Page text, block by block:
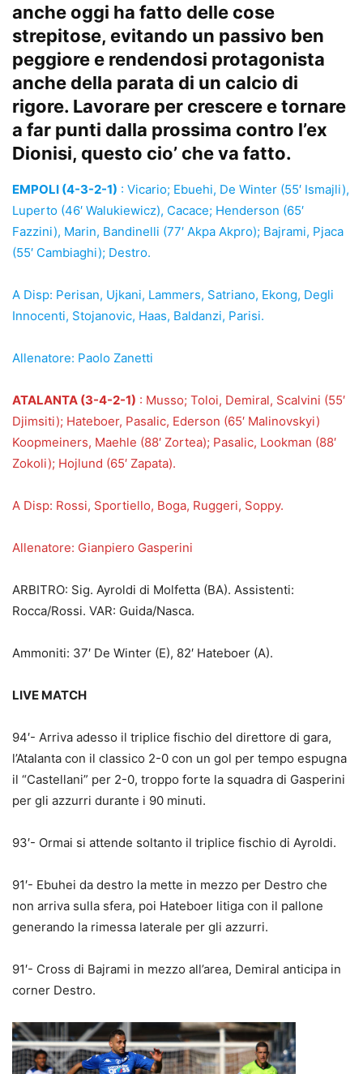
anche oggi ha fatto delle cose
strepitose, evitando un passivo ben
peggiore e rendendosi protagonista
anche della parata di un calcio di
rigore. Lavorare per crescere e tornare
a far punti dalla prossima contro l’ex
Dionisi, questo cio’ che va fatto.
EMPOLI (4-3-2-1) : Vicario; Ebuehi, De Winter (55′ Ismajli),
Luperto (46′ Walukiewicz), Cacace; Henderson (65′
Fazzini), Marin, Bandinelli (77′ Akpa Akpro); Bajrami, Pjaca
(55′ Cambiaghi); Destro.
A Disp: Perisan, Ujkani, Lammers, Satriano, Ekong, Degli
Innocenti, Stojanovic, Haas, Baldanzi, Parisi.
Allenatore: Paolo Zanetti
ATALANTA (3-4-2-1) : Musso; Toloi, Demiral, Scalvini (55′
Djimsiti); Hateboer, Pasalic, Ederson (65′ Malinovskyi)
Koopmeiners, Maehle (88′ Zortea); Pasalic, Lookman (88′
Zokoli); Hojlund (65′ Zapata).
A Disp: Rossi, Sportiello, Boga, Ruggeri, Soppy.
Allenatore: Gianpiero Gasperini
ARBITRO: Sig. Ayroldi di Molfetta (BA). Assistenti:
Rocca/Rossi. VAR: Guida/Nasca.
Ammoniti: 37′ De Winter (E), 82′ Hateboer (A).
LIVE MATCH
94′- Arriva adesso il triplice fischio del direttore di gara,
l’Atalanta con il classico 2-0 con un gol per tempo espugna
il “Castellani” per 2-0, troppo forte la squadra di Gasperini
per gli azzurri durante i 90 minuti.
93′- Ormai si attende soltanto il triplice fischio di Ayroldi.
91′- Ebuhei da destro la mette in mezzo per Destro che
non arriva sulla sfera, poi Hateboer litiga con il pallone
generando la rimessa laterale per gli azzurri.
91′- Cross di Bajrami in mezzo all’area, Demiral anticipa in
corner Destro.